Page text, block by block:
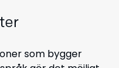
som bygger